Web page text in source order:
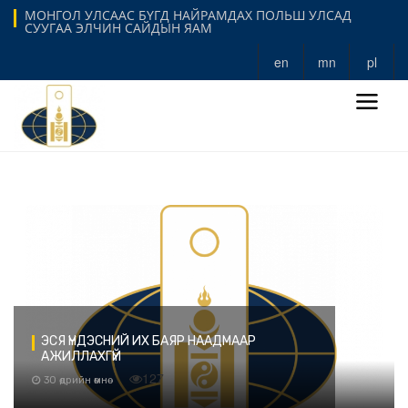
МОНГОЛ УЛСААС БҮГД НАЙРАМДАХ ПОЛЬШ УЛСАД
СУУГАА ЭЛЧИН САЙДЫН ЯАМ
en mn pl
ЭСЯ ҮНДЭСНИЙ ИХ БАЯР НААДМААР
АЖИЛЛАХГҮЙ
30 өдрийн өмнө 127